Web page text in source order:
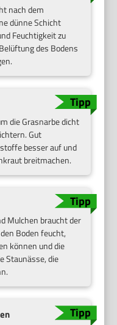
nach dem
dünne Schicht
Feuchtigkeit zu
des Bodens
die Grasnarbe dicht
Gut
besser auf und
breitmachen.
Mulchen braucht der
Boden feucht,
können und die
Staunässe, die